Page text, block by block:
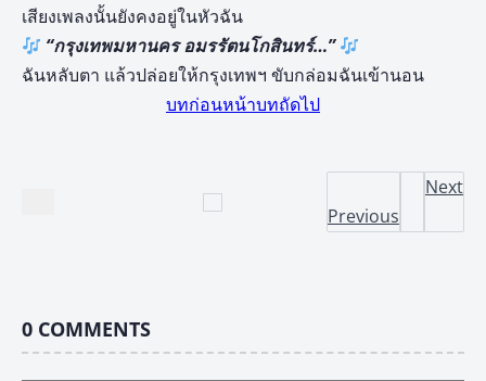
เสียงเพลงนั้นยังคงอยู่ในหัวฉัน
“กรุงเทพมหานคร อมรรัตนโกสินทร์…”
ฉันหลับตา แล้วปล่อยให้กรุงเทพฯ ขับกล่อมฉันเข้านอน
บทก่อนหน้าบทถัดไป
Previous
Next
0 COMMENTS